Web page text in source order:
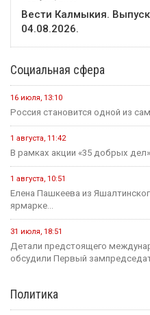
События недели
В Калмыкии с 1 октября
услуги
31 июля Событие
флагом и гимном
Что изменится для жителей
31 июля Событие
Глава Мирненского СМО
посёлке
30 июля Город